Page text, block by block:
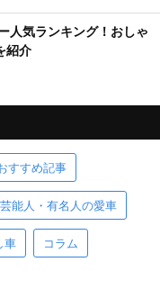
人気ランキング！おしゃ
紹介
すすめ記事
芸能人・有名人の愛車
車 コラム